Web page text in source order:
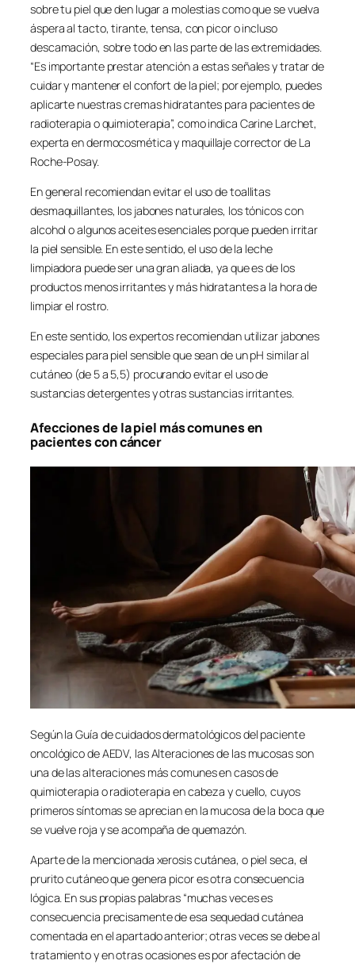
sobre tu piel que den lugar a molestias como que se vuelva
áspera al tacto, tirante, tensa, con picor o incluso
descamación, sobre todo en las parte de las extremidades.
“Es importante prestar atención a estas señales y tratar de
cuidar y mantener el confort de la piel; por ejemplo, puedes
aplicarte nuestras cremas hidratantes para pacientes de
radioterapia o quimioterapia”, como indica Carine Larchet,
experta en dermocosmética y maquillaje corrector de La
Roche-Posay.
En general recomiendan evitar el uso de toallitas
desmaquillantes, los jabones naturales, los tónicos con
alcohol o algunos aceites esenciales porque pueden irritar
la piel sensible. En este sentido, el uso de la leche
limpiadora puede ser una gran aliada, ya que es de los
productos menos irritantes y más hidratantes a la hora de
limpiar el rostro.
En este sentido, los expertos recomiendan utilizar jabones
especiales para piel sensible que sean de un pH similar al
cutáneo (de 5 a 5,5) procurando evitar el uso de
sustancias detergentes y otras sustancias irritantes.
Afecciones de la piel más comunes en
pacientes con cáncer
Según la Guía de cuidados dermatológicos del paciente
oncológico de AEDV, las Alteraciones de las mucosas son
una de las alteraciones más comunes en casos de
quimioterapia o radioterapia en cabeza y cuello, cuyos
primeros síntomas se aprecian en la mucosa de la boca que
se vuelve roja y se acompaña de quemazón.
Aparte de la mencionada xerosis cutánea, o piel seca, el
prurito cutáneo que genera picor es otra consecuencia
lógica. En sus propias palabras “muchas veces es
consecuencia precisamente de esa sequedad cutánea
comentada en el apartado anterior; otras veces se debe al
tratamiento y en otras ocasiones es por afectación de